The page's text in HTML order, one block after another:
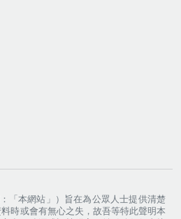
「本網站」）旨在為公眾人士提供清楚
時或會有無心之失，故吾等特此聲明本